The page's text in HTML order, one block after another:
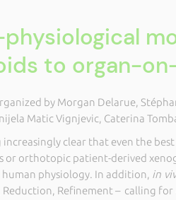
to organ-
by Morgan Delarue,
Matic Vignjevic, Caterina
increasingly clear that even the best
or orthotopic patient-derived
physiology. In addition, in
Reduction, Refinement – calling for